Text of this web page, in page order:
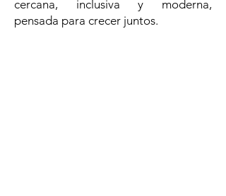
cercana, inclusiva y moderna,
pensada para crecer juntos.